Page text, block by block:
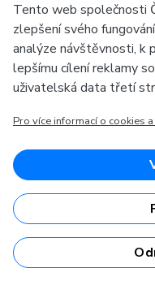
Profil společnosti
Naše výroba
Naši partneři
Zprávy
Ke stažení
Archiv ražeb
Mezi naše partnery
Tento web společnosti
zlepšení svého
analýze návštěvnosti, k
lepšímu cílení reklamy
uživatelská data třetí
Pro více informací o cookies